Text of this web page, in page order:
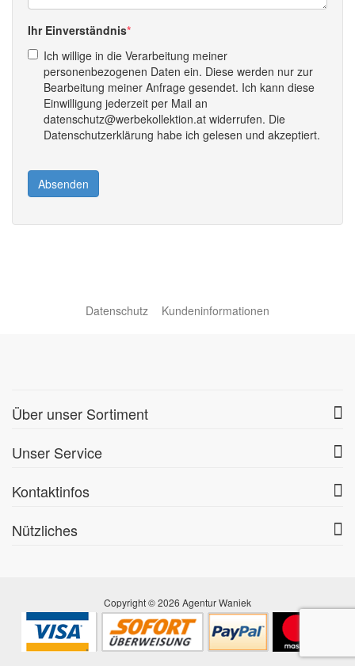
Ihr Einverständnis
Ich willige in die Verarbeitung meiner
personenbezogenen Daten ein. Diese werden nur zur
Bearbeitung meiner Anfrage gesendet. Ich kann diese
Einwilligung jederzeit per Mail an
datenschutz@werbekollektion.at widerrufen. Die
Datenschutzerklärung habe ich gelesen und akzeptiert.
Absenden
Datenschutz Kundeninformationen
Über unser Sortiment
Unser Service
Kontaktinfos
Nützliches
Copyright © 2026 Agentur Waniek